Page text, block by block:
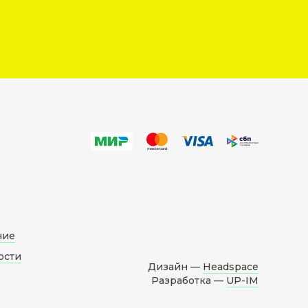
Дизайн — Headspace
Разработка — UP-IM